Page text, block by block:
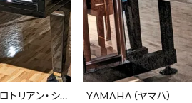
リアン・シュタインヴェーク）
YAMAHA（ヤマハ）